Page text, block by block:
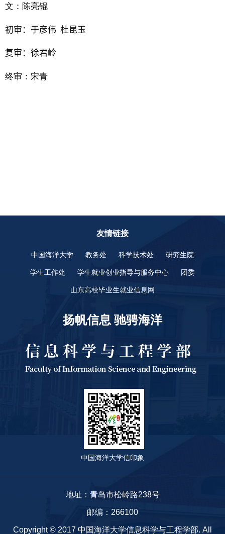
文：陈亮锟
初审 ：于彦伟 杜昆玉
复审：徐君岭
终审：宋青
友情链接
中国海洋大学 教务处 科学技术处 研究生院
学生工作处 学生就业创业指导与服务中心 团委
山东高校毕业生就业信息网
扬帆信息 驰骋海洋
中国海洋大学信印象
地址：青岛市松岭路238号
邮编：266100
Copyright © 2017 中国海洋大学信息科学与工程学部. All